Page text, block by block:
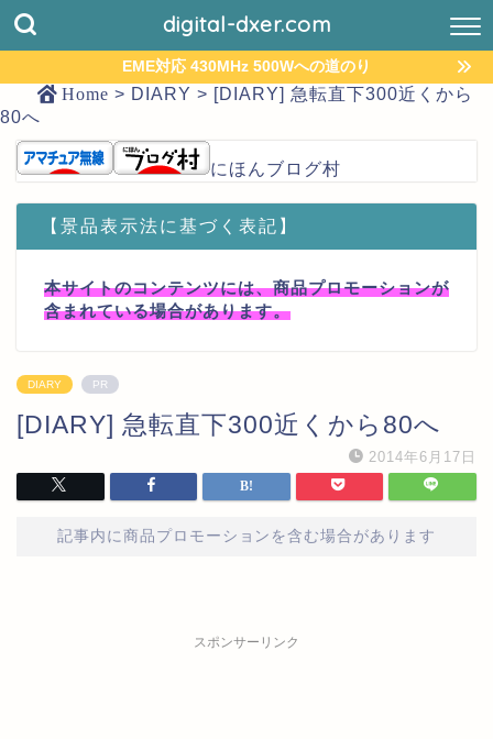
digital-dxer.com
EME対応 430MHz 500Wへの道のり
Home > DIARY > [DIARY] 急転直下300近くから
80へ
にほんブログ村
【景品表示法に基づく表記】
本サイトのコンテンツには、商品プロモーションが
含まれている場合があります。
DIARY PR
[DIARY] 急転直下300近くから80へ
2014年6月17日
記事内に商品プロモーションを含む場合があります
スポンサーリンク